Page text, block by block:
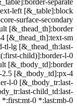
left [&_table]:block
surface-secondary
[&_thead_th]:border
[&_thead_th]:text-sm
tl-lg [&_thead_th:last-
child)]:border-l-0
[&_tbody_td]:border
[&_tbody_td]:px-4
l-0 [&_tbody_tr:last-
child_td:last-
0 *:last:mb-0">